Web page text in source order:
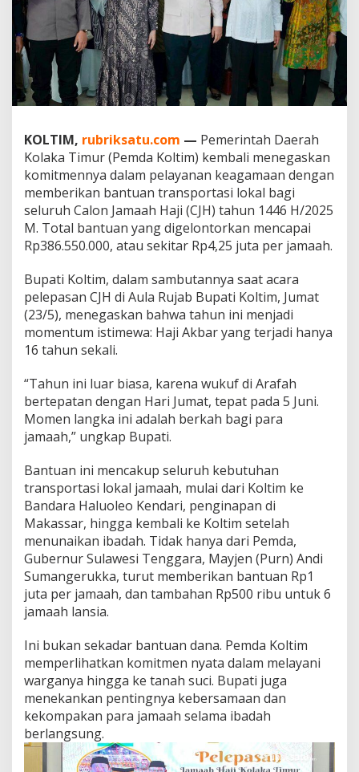
o
l
t
i
m
T
a
n
g
u
g
T
r
a
n
s
o
r
t
a
s
o
k
a
l
J
m
a
a
h
H
a
j
i
KOLTIM, rubriksatu.com — Pemerintah Daerah
Kolaka Timur (Pemda Koltim) kembali menegaskan
komitmennya dalam pelayanan keagamaan dengan
memberikan bantuan transportasi lokal bagi
seluruh Calon Jamaah Haji (CJH) tahun 1446 H/2025
M. Total bantuan yang digelontorkan mencapai
Rp386.550.000, atau sekitar Rp4,25 juta per jamaah.
Bupati Koltim, dalam sambutannya saat acara
pelepasan CJH di Aula Rujab Bupati Koltim, Jumat
(23/5), menegaskan bahwa tahun ini menjadi
momentum istimewa: Haji Akbar yang terjadi hanya
16 tahun sekali.
“Tahun ini luar biasa, karena wukuf di Arafah
bertepatan dengan Hari Jumat, tepat pada 5 Juni.
Momen langka ini adalah berkah bagi para
jamaah,” ungkap Bupati.
Bantuan ini mencakup seluruh kebutuhan
transportasi lokal jamaah, mulai dari Koltim ke
Bandara Haluoleo Kendari, penginapan di
Makassar, hingga kembali ke Koltim setelah
menunaikan ibadah. Tidak hanya dari Pemda,
Gubernur Sulawesi Tenggara, Mayjen (Purn) Andi
Sumangerukka, turut memberikan bantuan Rp1
juta per jamaah, dan tambahan Rp500 ribu untuk 6
jamaah lansia.
Ini bukan sekadar bantuan dana. Pemda Koltim
memperlihatkan komitmen nyata dalam melayani
warganya hingga ke tanah suci. Bupati juga
menekankan pentingnya kebersamaan dan
kekompakan para jamaah selama ibadah
berlangsung.